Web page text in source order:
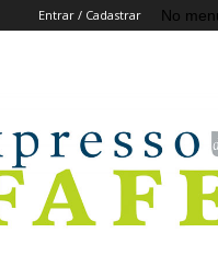
Entrar / Cadastrar No